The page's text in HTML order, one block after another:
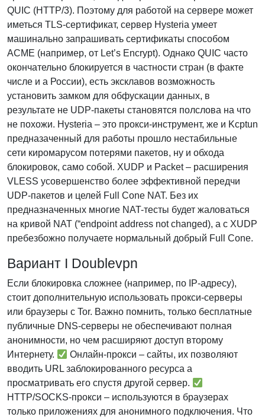
QUIC (HTTP/3). Поэтому для работой на сервере может
иметься TLS-сертификат, сервер Hysteria умеет
машинально запрашивать сертификаты способом
ACME (например, от Let’s Encrypt). Однако QUIC часто
окончательно блокируется в частности стран (в факте
числе и а России), есть эксклавов возможность
установить замком для обфускации данных, в
результате не UDP-пакеты становятся полслова на что
не похожи. Hysteria – это прокси-инструмент, же и Kcptun
предназаченный для работы прошло нестабильные
сети киромарусом потерями пакетов, ну и обхода
блокировок, само собой. XUDP и Packet – расширения
VLESS усовершенство более эффективной передчи
UDP-пакетов и целей Full Cone NAT. Без их
предназначенных многие NAT-тесты будет жаловаться
на кривой NAT (“endpoint address not changed), а с XUDP
пребезбожно получаете нормальный добрый Full Cone.
Вариант I Doublevpn
Если блокировка сложнее (например, по IP-адресу),
стоит дополнительную использовать прокси-серверы
или браузеры с Tor. Важно помнить, только бесплатные
публичные DNS-серверы не обеспечивают полная
анонимности, но чем расширяют доступ второму
Интернету.
Онлайн-прокси – сайты, их позволяют
вводить URL заблокированного ресурса а
просматривать его спустя другой сервер.
HTTP/SOCKS-прокси – используются в браузерах
только приложениях для анонимного подключения. Что